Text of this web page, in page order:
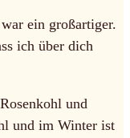
ein großartiger.
ich über dich
und
und im Winter ist